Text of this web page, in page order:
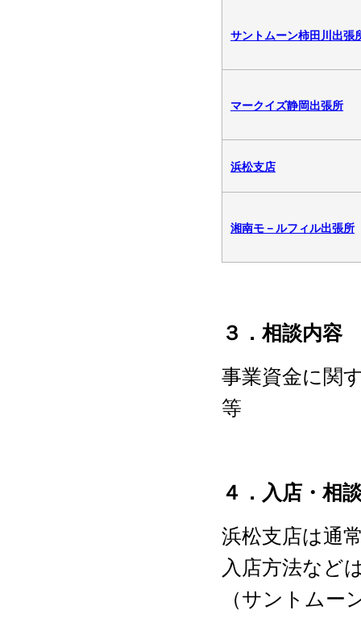
サントムーン柿田川出張
マークイズ静岡出張所
浜松支店
湘南モ－ルフィル出張所
３．相談内容
事業資金に関
等
４．入店・相
浜松支店は通
入店方法など
（サントム